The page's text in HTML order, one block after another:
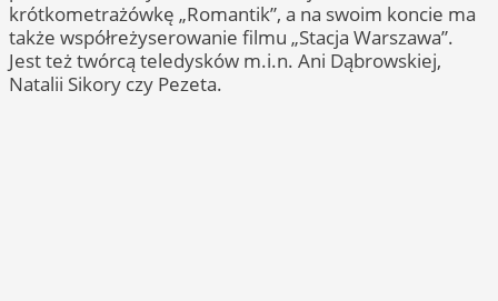
krótkometrażówkę „Romantik”, a na swoim koncie ma
także współreżyserowanie filmu „Stacja Warszawa”.
Jest też twórcą teledysków m.i.n. Ani Dąbrowskiej,
Natalii Sikory czy Pezeta.